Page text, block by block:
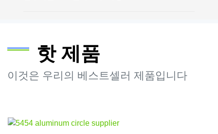
핫 제품
이것은 우리의 베스트셀러 제품입니다